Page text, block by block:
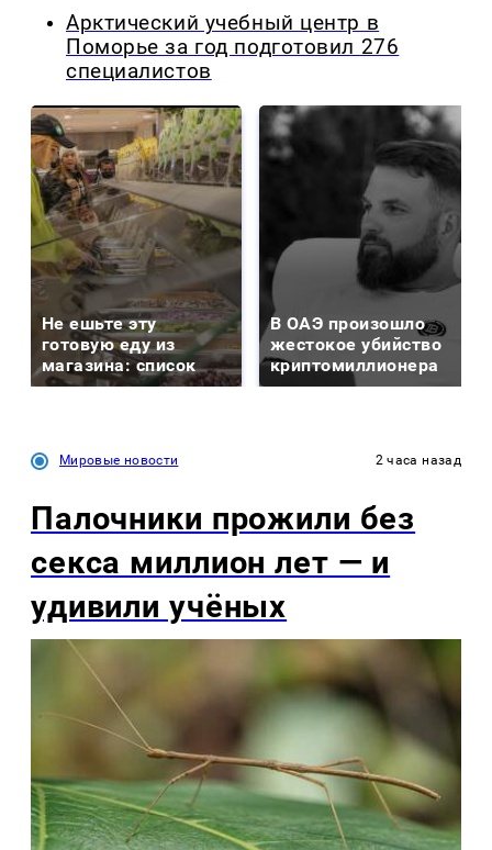
Арктический учебный центр в
Поморье за год подготовил 276
специалистов
Не ешьте эту
готовую еду из
магазина: список
В ОАЭ произошло
жестокое убийство
криптомиллионера
Мировые новости 2 часа назад
Палочники прожили без
секса миллион лет — и
удивили учёных